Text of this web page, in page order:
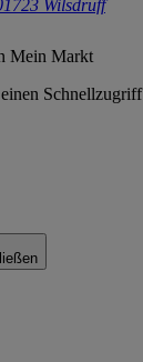
Wilsdruff
Mein Markt
Schnellzugriff